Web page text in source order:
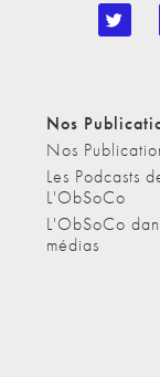
Nos
Nos
Les Podcasts
L'ObSoCo
L'ObSoCo
médias